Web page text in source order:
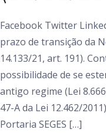
Facebook Twitter
prazo de transição da
14.133/21, art. 191).
possibilidade de se
antigo regime (Lei
47-A da Lei 12.462/
Portaria SEGES […]